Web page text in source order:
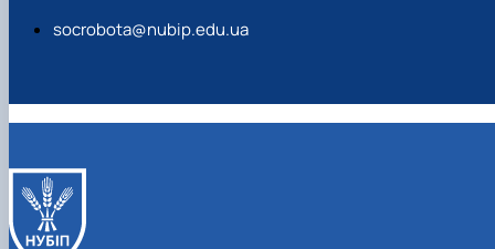
socrobota@nubip.edu.ua